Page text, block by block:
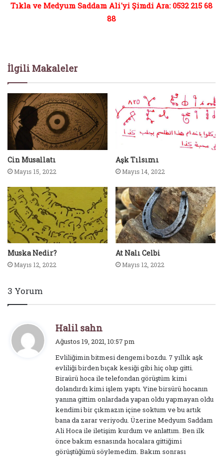
Tıkla ve Medyum Saddam Ali'yi Şimdi Ara: 0532 215 68
88
İlgili Makaleler
Cin Musallatı
Mayıs 15, 2022
Aşk Tılsımı
Mayıs 14, 2022
Muska Nedir?
Mayıs 12, 2022
At Nalı Celbi
Mayıs 12, 2022
3 Yorum
Halil sahn
e
d
i
k
i
:
Ağustos 19, 2021, 10:57 pm
Evliliğimin bitmesi dengemi bozdu. 7 yıllık aşk
evliliği birden bıçak kesiği gibi hiç olup gitti.
Biraürü hoca ile telefondan görüştüm kimi
dolandırdı kimi işlem yaptı. Yine birsürü hocanın
yanına gittim onlardada yapan oldu yapmayan oldu
kendimi bir çıkmazın içine soktum ve bu artık
bana da zarar veriyodu. Üzerine Medyum Saddam
Ali Hoca ile iletişim kurdum ve anlattım. Ben ilk
önce bakım esnasında hocalara gittiğimi
görüştüğümü söylemedim. Bakım sonrası